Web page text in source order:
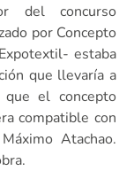
del concurso
por Concepto
estaba
que llevaría a
el concepto
compatible con
Atachao.